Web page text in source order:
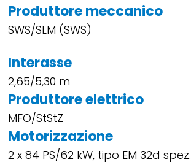
Produttore meccanico
SWS/SLM (SWS)
Interasse
2,65/5,30 m
Produttore elettrico
MFO/StStZ
Motorizzazione
2 x 84 PS/62 kW, tipo EM 32d spez.